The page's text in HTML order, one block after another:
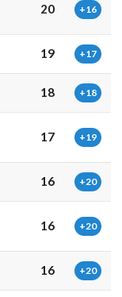
20 +16
19 +17
18 +18
17 +19
16 +20
16 +20
16 +20